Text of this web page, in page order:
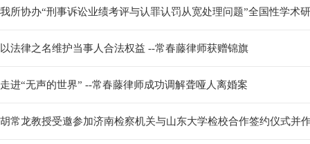
我所协办“刑事诉讼业绩考评与认罪认罚从宽处理问题”全国性学术
以法律之名维护当事人合法权益 --常春藤律师获赠锦旗
走进“无声的世界” --常春藤律师成功调解聋哑人离婚案
胡常龙教授受邀参加济南检察机关与山东大学检校合作签约仪式并